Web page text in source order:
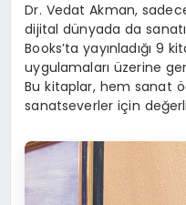
Dr. Vedat Akman,
dijital dünyada da
Books’ta yayınladığı 9
uygulamaları üzerine
Bu kitaplar, hem sanat
sanatseverler için